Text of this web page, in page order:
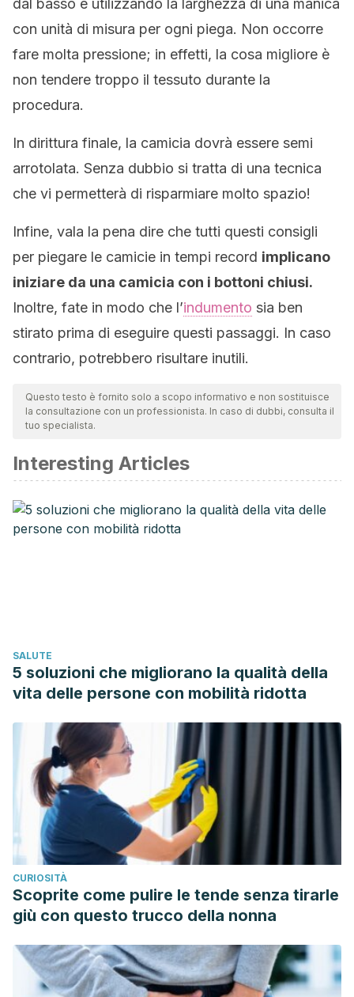
dal basso e utilizzando la larghezza di una manica
con unità di misura per ogni piega. Non occorre
fare molta pressione; in effetti, la cosa migliore è
non tendere troppo il tessuto durante la
procedura.
In dirittura finale, la camicia dovrà essere semi
arrotolata. Senza dubbio si tratta di una tecnica
che vi permetterà di risparmiare molto spazio!
Infine, vala la pena dire che tutti questi consigli
per piegare le camicie in tempi record implicano
iniziare da una camicia con i bottoni chiusi.
Inoltre, fate in modo che l’indumento sia ben
stirato prima di eseguire questi passaggi. In caso
contrario, potrebbero risultare inutili.
Questo testo è fornito solo a scopo informativo e non sostituisce
la consultazione con un professionista. In caso di dubbi, consulta il
tuo specialista.
Interesting Articles
SALUTE
5 soluzioni che migliorano la qualità della
vita delle persone con mobilità ridotta
CURIOSITÀ
Scoprite come pulire le tende senza tirarle
giù con questo trucco della nonna